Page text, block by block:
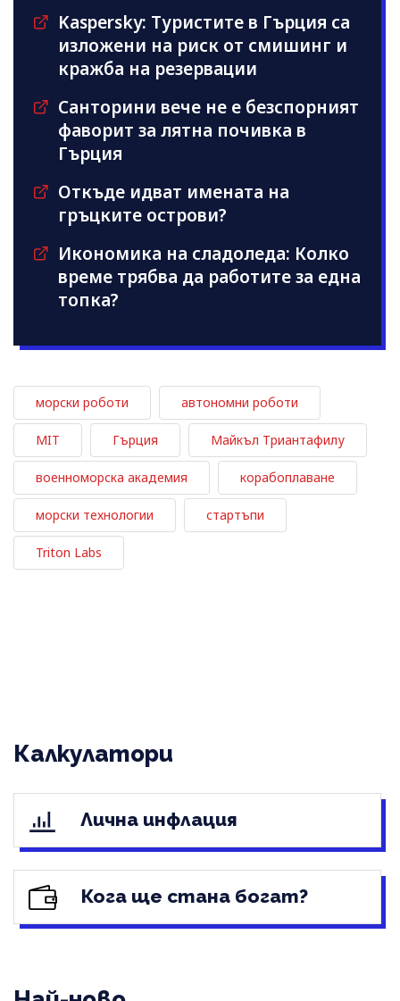
Kaspersky: Туристите в Гърция са
изложени на риск от смишинг и
кражба на резервации
Санторини вече не е безспорният
фаворит за лятна почивка в
Гърция
Откъде идват имената на
гръцките острови?
Икономика на сладоледа: Колко
време трябва да работите за една
топка?
морски роботи автономни роботи
MIT Гърция Майкъл Триантафилу
военноморска академия корабоплаване
морски технологии стартъпи
Triton Labs
Калкулатори
Лична инфлация
Кога ще стана богат?